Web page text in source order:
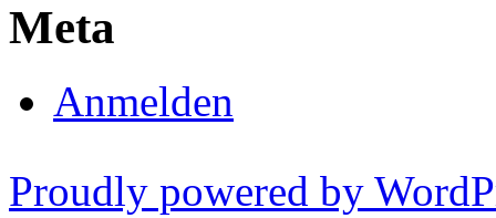
Meta
Anmelden
Proudly powered by